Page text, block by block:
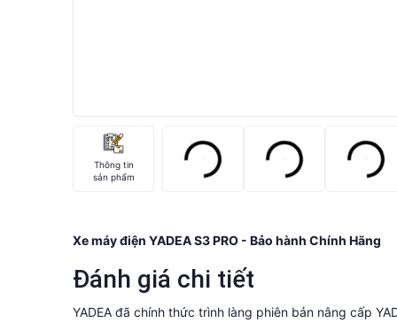
Thông tin
sản phẩm
Xe máy điện YADEA S3 PRO - Bảo hành Chính Hãng
Đánh giá chi tiết
YADEA đã chính thức trình làng phiên bản nâng cấp